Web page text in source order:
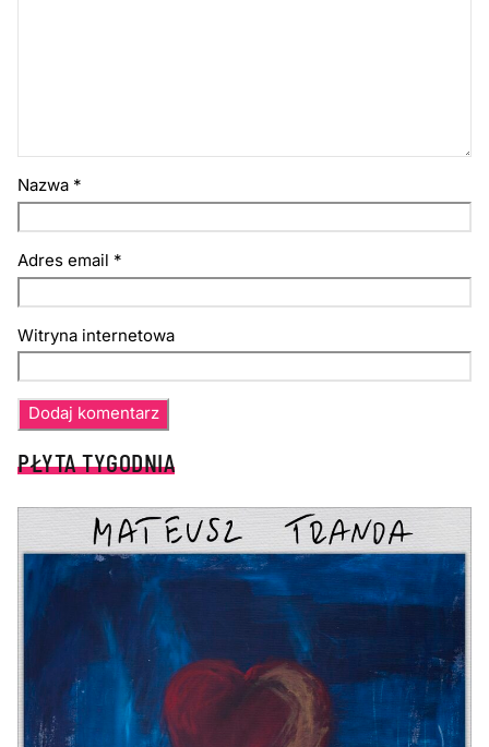
Nazwa *
Adres email *
Witryna internetowa
PŁYTA TYGODNIA